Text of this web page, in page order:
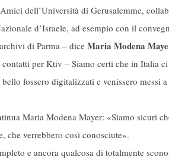
dell’Università di Gerusalemme,
d’Israele, ad esempio con il
di Parma – dice Maria Modena
per Ktiv – Siamo certi che in Italia
fossero digitalizzati e venissero messi
Maria Modena Mayer: «Siamo sicuri
che verrebbero così conosciute».
e ancora qualcosa di totalmente